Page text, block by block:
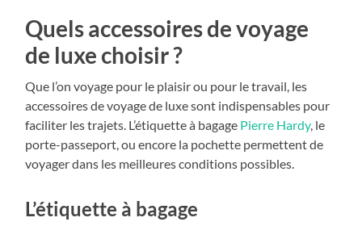
Quels accessoires de voyage
de luxe choisir ?
Que l’on voyage pour le plaisir ou pour le travail, les
accessoires de voyage de luxe sont indispensables pour
faciliter les trajets. L’étiquette à bagage Pierre Hardy, le
porte-passeport, ou encore la pochette permettent de
voyager dans les meilleures conditions possibles.
L’étiquette à bagage